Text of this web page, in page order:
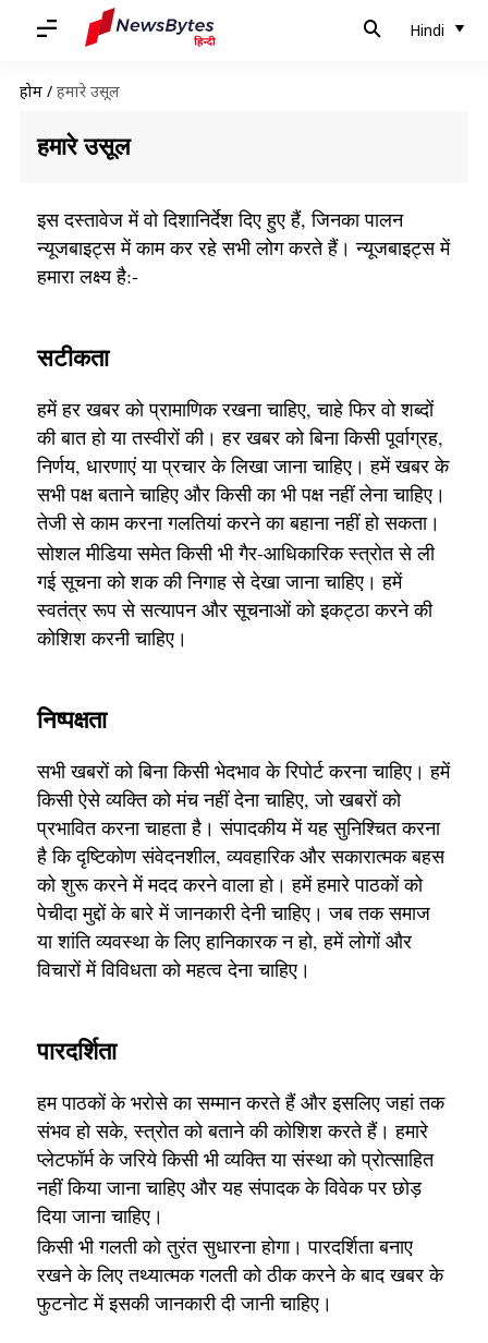
Hindi
होम / हमारे उसूल
हमारे उसूल
इस दस्तावेज में वो दिशानिर्देश दिए हुए हैं, जिनका पालन
न्यूजबाइट्स में काम कर रहे सभी लोग करते हैं। न्यूजबाइट्स में
हमारा लक्ष्य है:-
सटीकता
हमें हर खबर को प्रामाणिक रखना चाहिए, चाहे फिर वो शब्दों
की बात हो या तस्वीरों की। हर खबर को बिना किसी पूर्वाग्रह,
निर्णय, धारणाएं या प्रचार के लिखा जाना चाहिए। हमें खबर के
सभी पक्ष बताने चाहिए और किसी का भी पक्ष नहीं लेना चाहिए।
तेजी से काम करना गलतियां करने का बहाना नहीं हो सकता।
सोशल मीडिया समेत किसी भी गैर-आधिकारिक स्त्रोत से ली
गई सूचना को शक की निगाह से देखा जाना चाहिए। हमें
स्वतंत्र रूप से सत्यापन और सूचनाओं को इकट्ठा करने की
कोशिश करनी चाहिए।
निष्पक्षता
सभी खबरों को बिना किसी भेदभाव के रिपोर्ट करना चाहिए। हमें
किसी ऐसे व्यक्ति को मंच नहीं देना चाहिए, जो खबरों को
प्रभावित करना चाहता है। संपादकीय में यह सुनिश्चित करना
है कि दृष्टिकोण संवेदनशील, व्यवहारिक और सकारात्मक बहस
को शुरू करने में मदद करने वाला हो। हमें हमारे पाठकों को
पेचीदा मुद्दों के बारे में जानकारी देनी चाहिए। जब तक समाज
या शांति व्यवस्था के लिए हानिकारक न हो, हमें लोगों और
विचारों में विविधता को महत्व देना चाहिए।
पारदर्शिता
हम पाठकों के भरोसे का सम्मान करते हैं और इसलिए जहां तक
संभव हो सके, स्त्रोत को बताने की कोशिश करते हैं। हमारे
प्लेटफॉर्म के जरिये किसी भी व्यक्ति या संस्था को प्रोत्साहित
नहीं किया जाना चाहिए और यह संपादक के विवेक पर छोड़
दिया जाना चाहिए।
किसी भी गलती को तुरंत सुधारना होगा। पारदर्शिता बनाए
रखने के लिए तथ्यात्मक गलती को ठीक करने के बाद खबर के
फुटनोट में इसकी जानकारी दी जानी चाहिए।